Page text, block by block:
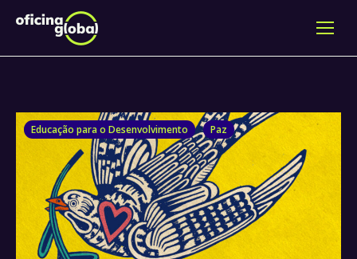
Educação para o Desenvolvimento Paz